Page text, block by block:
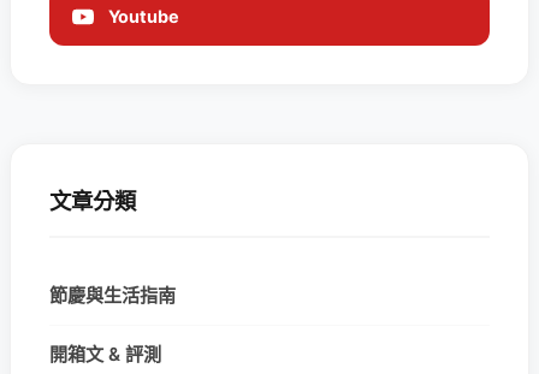
Youtube
文章分類
節慶與生活指南
開箱文 & 評測